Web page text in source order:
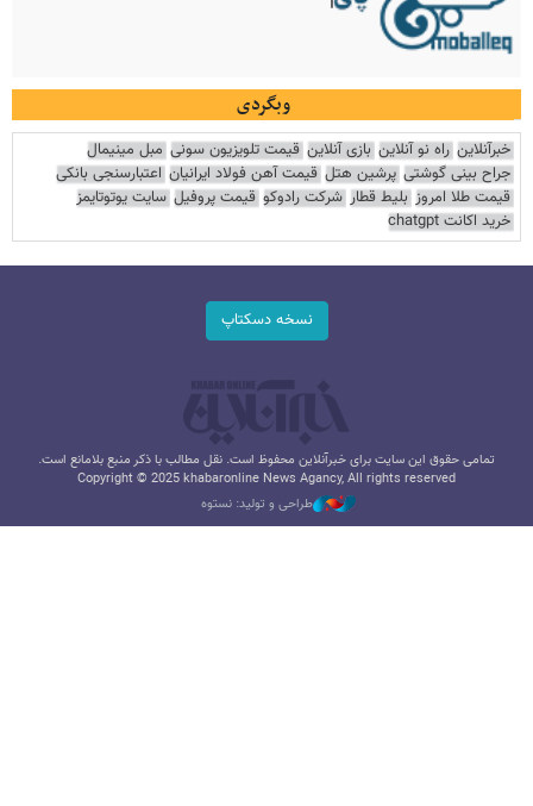
وبگردی
خبرآنلاین راه نو آنلاین بازی آنلاین قیمت تلویزیون سونی مبل مینیمال
جراح بینی گوشتی پرشین هتل قیمت آهن فولاد ایرانیان اعتبارسنجی بانکی
قیمت طلا امروز بلیط قطار شرکت رادوکو قیمت پروفیل سایت یوتوتایمز
خرید اکانت chatgpt
نسخه دسکتاپ
تمامی حقوق این سایت برای خبرآنلاین محفوظ است. نقل مطالب با ذکر منبع بلامانع است.
Copyright © 2025 khabaronline News Agancy, All rights reserved
طراحی و تولید: نستوه